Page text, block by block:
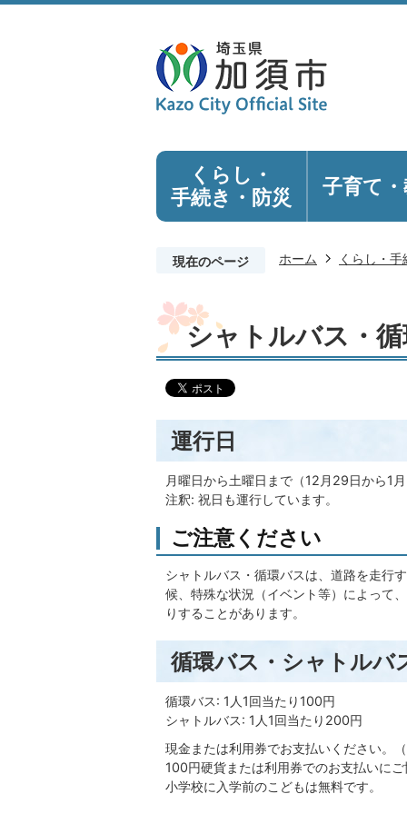
くらし・
手続き ・防災 子育て
現在のページ ホーム くらし・
シャトルバス・
運行日
月曜日から土曜日まで（12月29日から1
注釈: 祝日も運行しています。
ご注意ください
シャトルバス・循環バスは、道路を走行
候、特殊な状況（イベント等）によって
りすることがあります。
循環バス・シャトルバ
循環バス: 1人1回当たり100円
シャトルバス: 1人1回当たり200円
現金または利用券でお支払いください。
100円硬貨または利用券でのお支払いに
小学校に入学前のこどもは無料です。